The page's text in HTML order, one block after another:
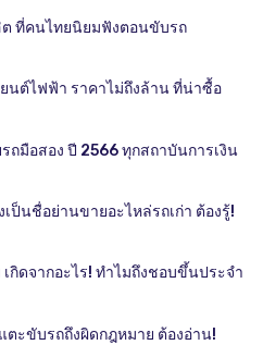
ที่คนไทยนิยมฟังตอนขับรถ
นต์ไฟฟ้า ราคาไม่ถึงล้าน ที่น่าซื้อ
ถมือสอง ปี 2566 ทุกสถาบันการเงิน
เป็นชื่อย่านขายอะไหล่รถเก่า ต้องรู้!
กิดจากอะไร! ทำไมถึงชอบขึ้นประจำ
ตะขับรถถึงผิดกฎหมาย ต้องอ่าน!